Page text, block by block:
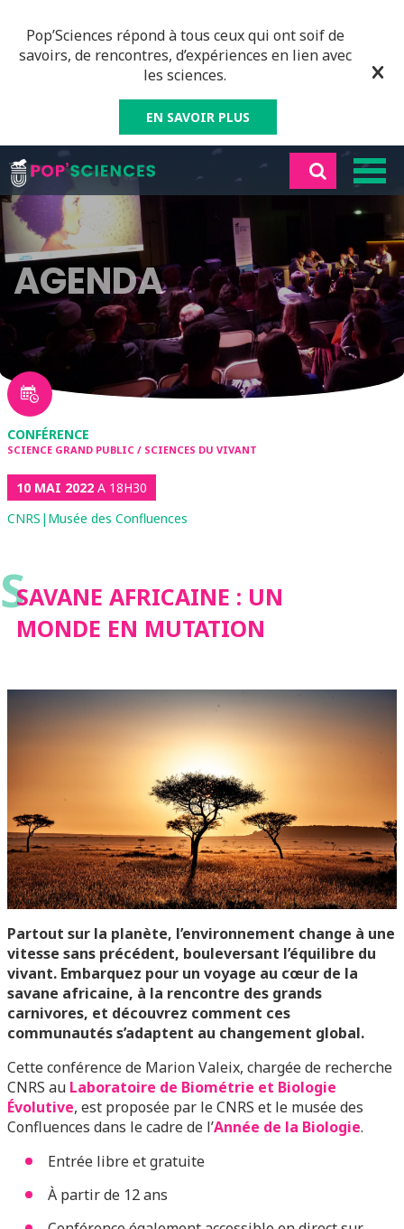
Pop’Sciences répond à tous ceux qui ont soif de
savoirs, de rencontres, d’expériences en lien avec
les sciences.
EN SAVOIR PLUS
AGENDA
CONFÉRENCE
SCIENCE GRAND PUBLIC / SCIENCES DU VIVANT
10 MAI 2022 A 18H30
CNRS|Musée des Confluences
SSAVANE AFRICAINE : UN
MONDE EN MUTATION
Partout sur la planète, l’environnement change à une
vitesse sans précédent, bouleversant l’équilibre du
vivant. Embarquez pour un voyage au cœur de la
savane africaine, à la rencontre des grands
carnivores, et découvrez comment ces
communautés s’adaptent au changement global.
Cette conférence de Marion Valeix, chargée de recherche
CNRS au Laboratoire de Biométrie et Biologie
Évolutive, est proposée par le CNRS et le musée des
Confluences dans le cadre de l’Année de la Biologie.
Entrée libre et gratuite
À partir de 12 ans